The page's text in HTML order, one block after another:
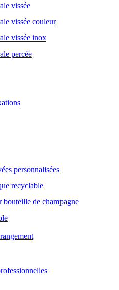
vissée
vissée couleur
vissée inox
percée
personnalisées
recyclable
bouteille de champagne